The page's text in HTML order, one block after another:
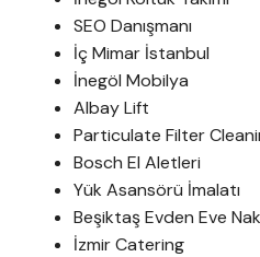
SEO Danışmanı
İç Mimar İstanbul
İnegöl Mobilya
Albay Lift
Particulate Filter
Bosch El Aletleri
Yük Asansörü İmalatı
Beşiktaş Evden Eve
İzmir Catering